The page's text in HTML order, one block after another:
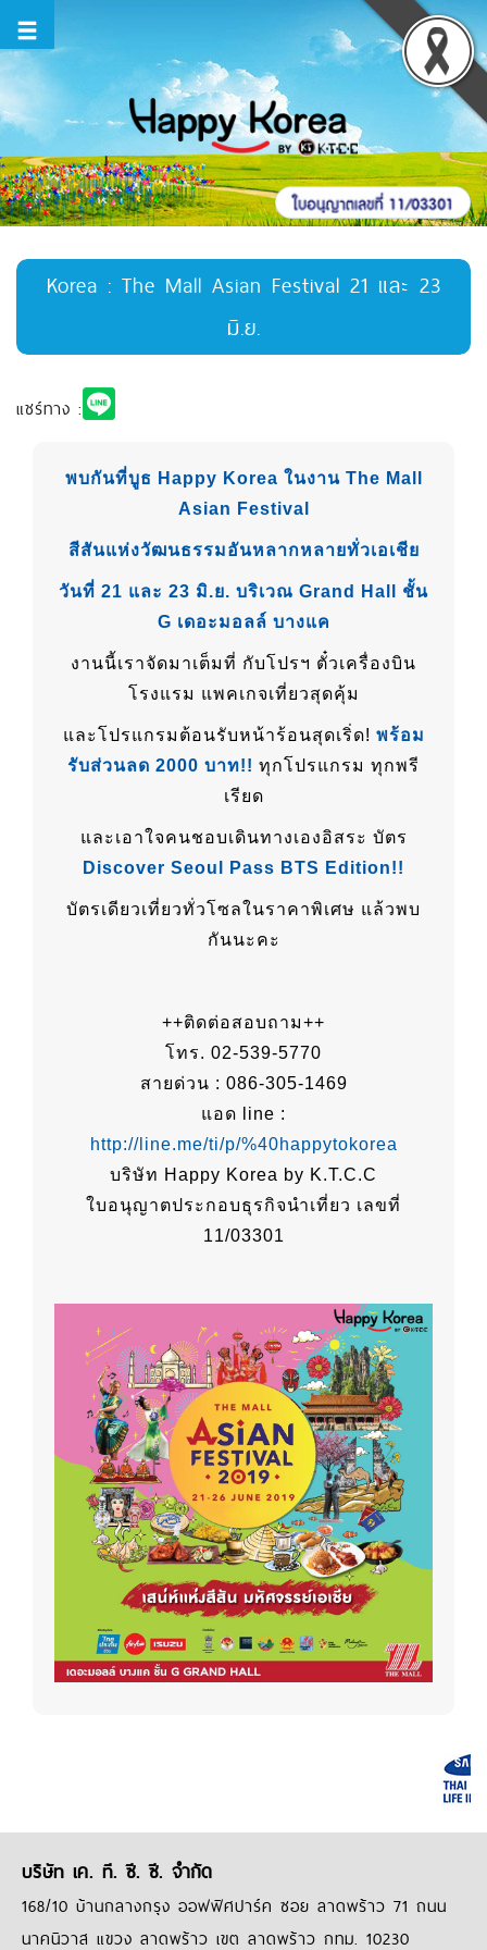
Korea : The Mall Asian Festival 21 และ 23
มิ.ย.
แชร์ทาง :
พบกันที่บูธ Happy Korea ในงาน The Mall
Asian Festival
สีสันแห่งวัฒนธรรมอันหลากหลายทั่วเอเชีย
วันที่ 21 และ 23 มิ.ย. บริเวณ Grand Hall ชั้น
G เดอะมอลล์ บางแค
งานนี้เราจัดมาเต็มที่ กับโปรฯ ตั๋วเครื่องบิน
โรงแรม แพคเกจเที่ยวสุดคุ้ม
และโปรแกรมต้อนรับหน้าร้อนสุดเริ่ด! พร้อม
รับส่วนลด 2000 บาท!! ทุกโปรแกรม ทุกพรี
เรียด
และเอาใจคนชอบเดินทางเองอิสระ บัตร
Discover Seoul Pass BTS Edition!!
บัตรเดียวเที่ยวทั่วโซลในราคาพิเศษ แล้วพบ
กันนะคะ
++ติดต่อสอบถาม++
โทร. 02-539-5770
สายด่วน : 086-305-1469
แอด line :
http://line.me/ti/p/%40happytokorea
บริษัท Happy Korea by K.T.C.C
ใบอนุญาตประกอบธุรกิจนำเที่ยว เลขที่
11/03301
บริษัท เค. ที. ซี. ซี. จำกัด
168/10 บ้านกลางกรุง ออฟฟิศปาร์ค ซอย ลาดพร้าว 71 ถนน
นาคนิวาส แขวง ลาดพร้าว เขต ลาดพร้าว กทม. 10230